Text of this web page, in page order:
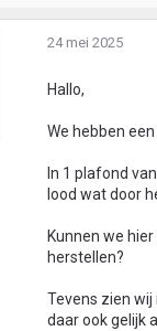
24 mei 2025
Hallo,
We hebben
In 1 plafond
lood wat door
Kunnen we
herstellen?
Tevens zien
daar ook gelijk